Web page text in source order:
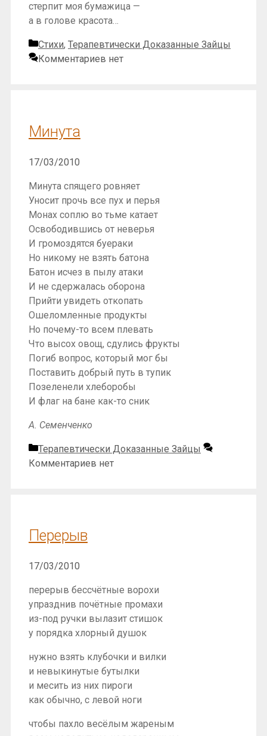
стерпит моя бумажица —
а в голове красота…
Рубрики
Стихи, Терапевтически Доказанные Зайцы
Комментариев нет
Минута
17/03/2010
Минута спящего ровняет
Уносит прочь все пух и перья
Монах соплю во тьме катает
Освободившись от неверья
И громоздятся буераки
Но никому не взять батона
Батон исчез в пылу атаки
И не сдержалась оборона
Прийти увидеть откопать
Ошеломленные продукты
Но почему-то всем плевать
Что высох овощ, сдулись фрукты
Погиб вопрос, который мог бы
Поставить добрый путь в тупик
Позеленели хлеборобы
И флаг на бане как-то сник
А. Семенченко
Рубрики
Терапевтически Доказанные Зайцы
Комментариев нет
Перерыв
17/03/2010
перерыв бессчётные ворохи
упразднив почётные промахи
из-под ручки вылазит стишок
у порядка хлорный душок
нужно взять клубочки и вилки
и невыкинутые бутылки
и месить из них пироги
как обычно, с левой ноги
чтобы пахло весёлым жареным